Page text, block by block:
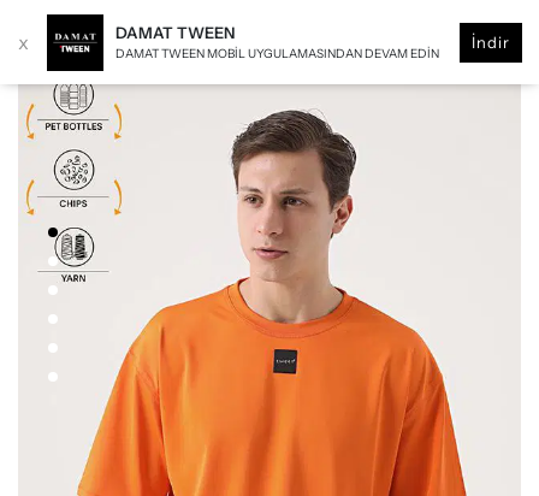
x DAMAT TWEEN
DAMAT TWEEN MOBIL UYGULAMASINDAN DEVAM EDIN
İndir